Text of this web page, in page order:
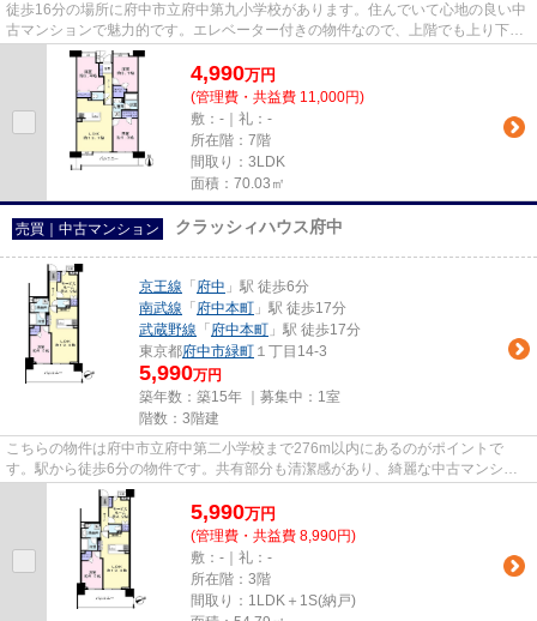
徒歩16分の場所に府中市立府中第九小学校があります。住んでいて心地の良い中
古マンションで魅力的です。エレベーター付きの物件なので、上階でも上り下り
が楽です。駅まで徒歩14分で...
4,990万円
(管理費・共益費 11,000円)
敷：-｜礼：-
所在階：7階
間取り：3LDK
面積：70.03㎡
売買｜中古マンション クラッシィハウス府中
京王線 「 府中 」駅 徒歩6分
南武線 「 府中本町 」駅 徒歩17分
武蔵野線 「 府中本町 」駅 徒歩17分
東京都府中市緑町 １丁目14-3
5,990万円
築年数：築15年 ｜募集中： 1室
階数：3階建
こちらの物件は府中市立府中第二小学校まで276m以内にあるのがポイントで
す。駅から徒歩6分の物件です。共有部分も清潔感があり、綺麗な中古マンショ
ンです。不動産を購入するなら、府...
5,990万円
(管理費・共益費 8,990円)
敷：-｜礼：-
所在階：3階
間取り：1LDK＋1S(納戸)